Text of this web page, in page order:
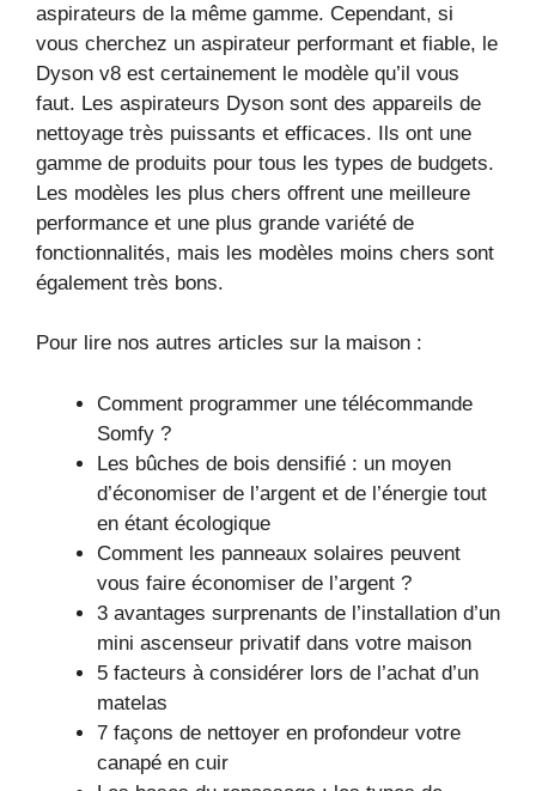
aspirateurs de la même gamme. Cependant, si
vous cherchez un aspirateur performant et fiable, le
Dyson v8 est certainement le modèle qu’il vous
faut. Les aspirateurs Dyson sont des appareils de
nettoyage très puissants et efficaces. Ils ont une
gamme de produits pour tous les types de budgets.
Les modèles les plus chers offrent une meilleure
performance et une plus grande variété de
fonctionnalités, mais les modèles moins chers sont
également très bons.
Pour lire nos autres articles sur la maison :
Comment programmer une télécommande
Somfy ?
Les bûches de bois densifié : un moyen
d’économiser de l’argent et de l’énergie tout
en étant écologique
Comment les panneaux solaires peuvent
vous faire économiser de l’argent ?
3 avantages surprenants de l’installation d’un
mini ascenseur privatif dans votre maison
5 facteurs à considérer lors de l’achat d’un
matelas
7 façons de nettoyer en profondeur votre
canapé en cuir